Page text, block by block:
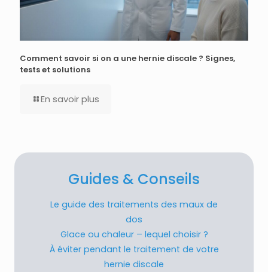
Comment savoir si on a une hernie discale ? Signes,
tests et solutions
En savoir plus
Guides & Conseils
Le guide des traitements des maux de
dos
Glace ou chaleur – lequel choisir ?
À éviter pendant le traitement de votre
hernie discale